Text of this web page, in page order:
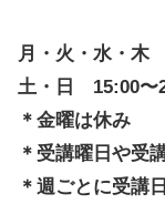
月・火・水・木
土・日
15:00〜
＊金曜は休み
＊受講曜日や受
＊週ごとに受講